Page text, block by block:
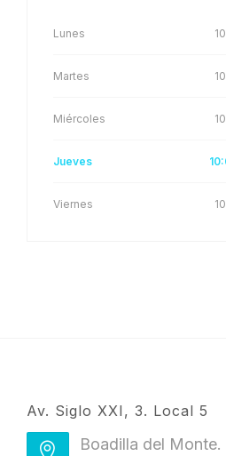
Lunes
Martes
Miércoles
Jueves
Viernes
Av. Siglo XXI, 3. Local 5
Boadilla del Monte.